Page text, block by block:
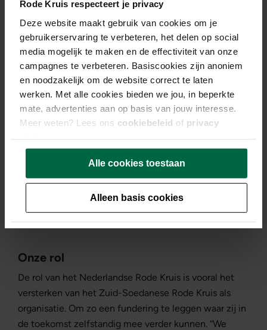
Rode Kruis respecteert je privacy
Deze website maakt gebruik van cookies om je
gebruikerservaring te verbeteren, het delen op social
media mogelijk te maken en de effectiviteit van onze
campagnes te verbeteren. Basiscookies zijn anoniem
en noodzakelijk om de website correct te laten
werken. Met alle cookies bieden we jou, in beperkte
mate, advertenties aan op basis van jouw interesse.
Meer weten? Lees ons cookiebeleid of privacy
Alle cookies toestaan
Alleen basis cookies
hoop in de kinderschoenen. “Het positieve is dat er
structuren zijn: ministeries, wegen en ook het Zuid-
Soedanese Rode Kruis is sterk gegroeid. Maar er zijn
helaas ook negatieve gebeurtenissen. Door politieke
instabiliteit, economisch verval en conflicten is
duurzame ontwikkeling extreem moeilijk. Veel
mensen hebben geen vaste woonplek door geweld,
het Zuid-Soedanese Rode Kruis. Het is een meerjarig
partnerschap waarbij we de nationale vereniging
ondersteunen om hun doelen te bereiken. Zo kunnen
ze humanitaire acties met vertrouwen leiden.”
Onze rol
De rol van het Nederlandse Rode Kruis is vooral het
versterken van het Zuid-Soedanese Rode Kruis als
organisatie. Om zo een fundering te leggen waar zij in
de toekomst zelfstandig mee verder kunnen. “We